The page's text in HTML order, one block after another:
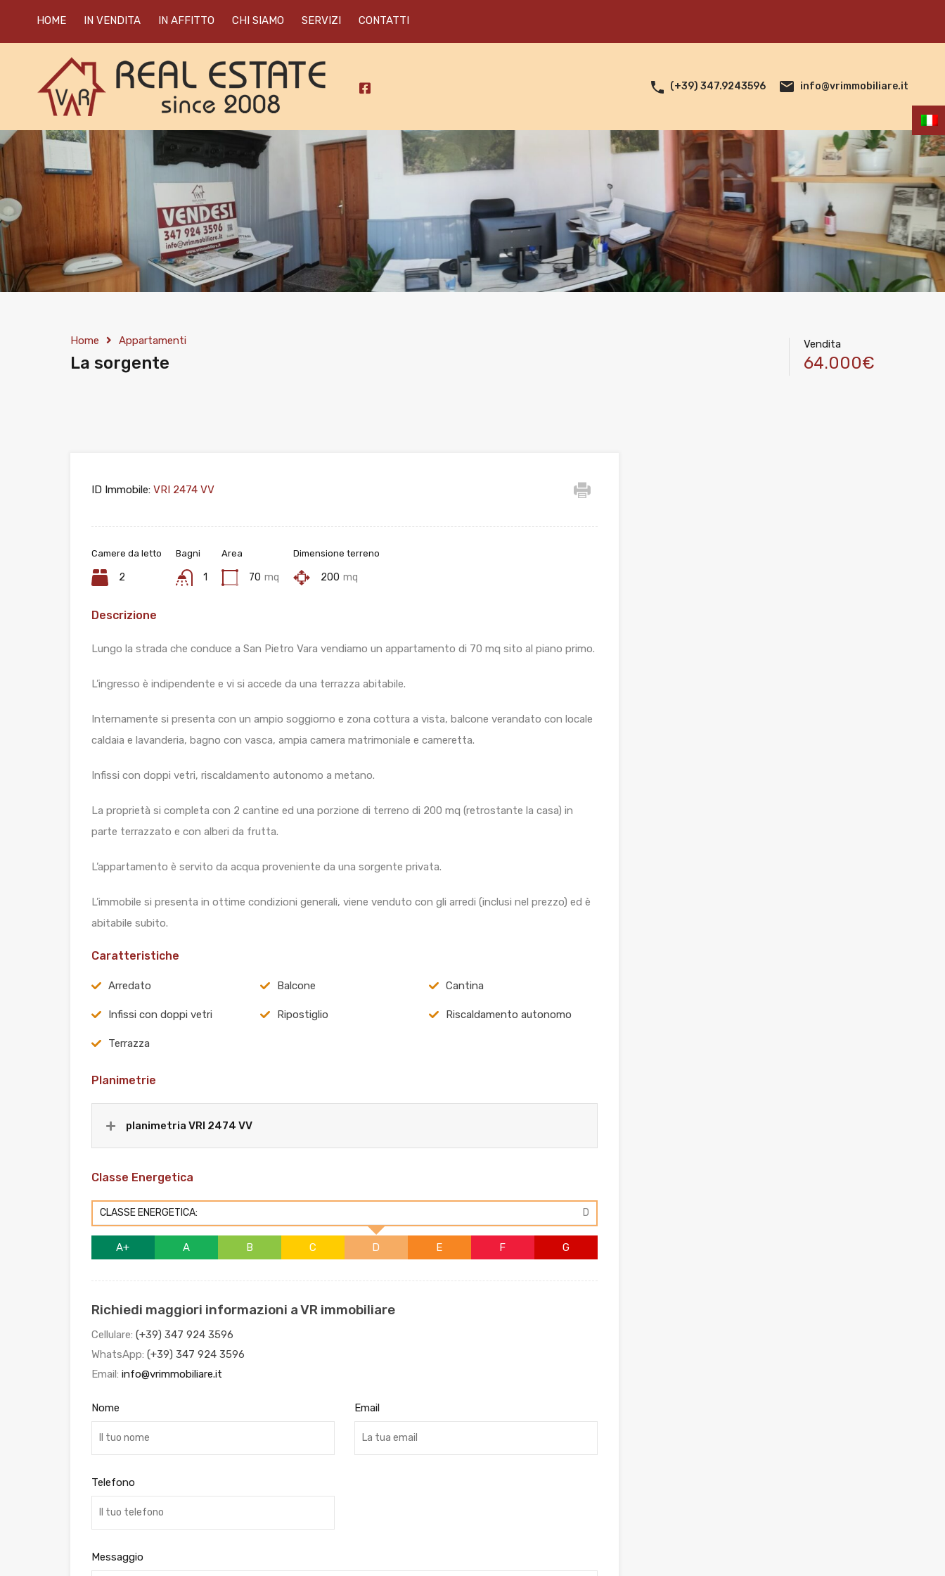
HOME IN VENDITA IN AFFITTO CHI SIAMO SERVIZI CONTATTI
(+39) 347.9243596 info@vrimmobiliare.it
Home Appartamenti
La sorgente
Vendita
64.000€
ID Immobile: VRI 2474 VV
Camere da letto
2
Bagni
1
Area
70 mq
Dimensione terreno
200 mq
Descrizione
Lungo la strada che conduce a San Pietro Vara vendiamo un appartamento di 70 mq sito al piano primo.
L’ingresso è indipendente e vi si accede da una terrazza abitabile.
Internamente si presenta con un ampio soggiorno e zona cottura a vista, balcone verandato con locale
caldaia e lavanderia, bagno con vasca, ampia camera matrimoniale e cameretta.
Infissi con doppi vetri, riscaldamento autonomo a metano.
La proprietà si completa con 2 cantine ed una porzione di terreno di 200 mq (retrostante la casa) in
parte terrazzato e con alberi da frutta.
L’appartamento è servito da acqua proveniente da una sorgente privata.
L’immobile si presenta in ottime condizioni generali, viene venduto con gli arredi (inclusi nel prezzo) ed è
abitabile subito.
Caratteristiche
Arredato Balcone Cantina
Infissi con doppi vetri Ripostiglio Riscaldamento autonomo
Terrazza
Planimetrie
planimetria VRI 2474 VV
Classe Energetica
CLASSE ENERGETICA: D
A+ A B C D E F G
Richiedi maggiori informazioni a VR immobiliare
Cellulare: (+39) 347 924 3596
WhatsApp: (+39) 347 924 3596
Email: info@vrimmobiliare.it
Nome Email
Telefono
Messaggio